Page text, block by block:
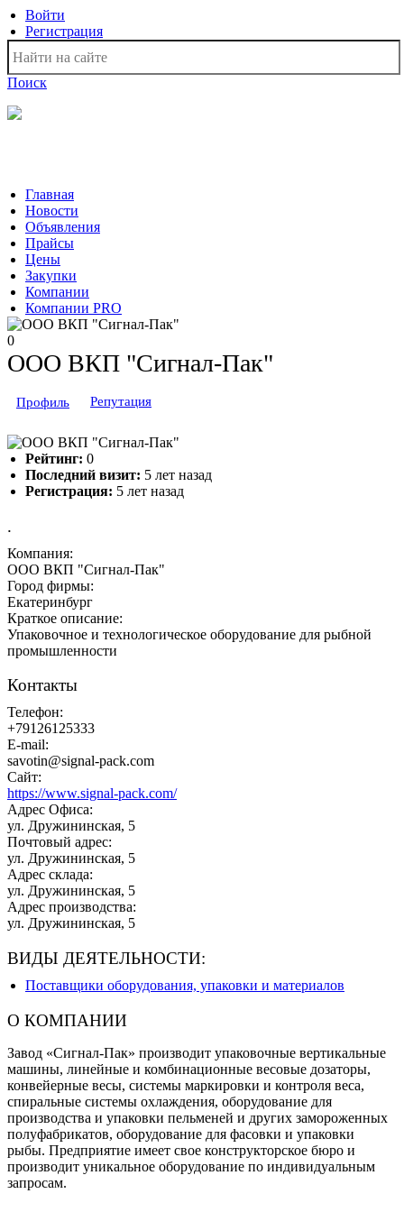
Войти
Регистрация
Поиск
Главная
Новости
Объявления
Прайсы
Цены
Закупки
Компании
Компании PRO
0
ООО ВКП "Сигнал-Пак"
Профиль Репутация
Рейтинг: 0
Последний визит: 5 лет назад
Регистрация: 5 лет назад
.
Компания:
ООО ВКП "Сигнал-Пак"
Город фирмы:
Екатеринбург
Краткое описание:
Упаковочное и технологическое оборудование для рыбной
промышленности
Контакты
Телефон:
+79126125333
E-mail:
savotin@signal-pack.com
Сайт:
https://www.signal-pack.com/
Адрес Офиса:
ул. Дружининская, 5
Почтовый адрес:
ул. Дружининская, 5
Адрес склада:
ул. Дружининская, 5
Адрес производства:
ул. Дружининская, 5
ВИДЫ ДЕЯТЕЛЬНОСТИ:
Поставщики оборудования, упаковки и материалов
О КОМПАНИИ
Завод «Сигнал-Пак» производит упаковочные вертикальные
машины, линейные и комбинационные весовые дозаторы,
конвейерные весы, системы маркировки и контроля веса,
спиральные системы охлаждения, оборудование для
производства и упаковки пельменей и других замороженных
полуфабрикатов, оборудование для фасовки и упаковки
рыбы. Предприятие имеет свое конструкторское бюро и
производит уникальное оборудование по индивидуальным
запросам.